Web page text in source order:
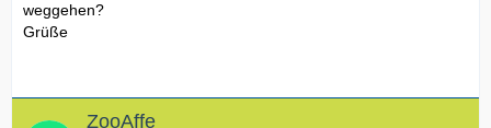
weggehen?
Grüße
ZooAffe